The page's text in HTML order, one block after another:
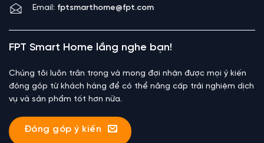
Email: fptsmarthome@fpt.com
FPT Smart Home lắng nghe bạn!
Chúng tôi luôn trân trọng và mong đợi nhận được mọi ý kiến
đóng góp từ khách hàng để có thể nâng cấp trải nghiệm dịch
vụ và sản phẩm tốt hơn nữa.
Đóng góp ý kiến